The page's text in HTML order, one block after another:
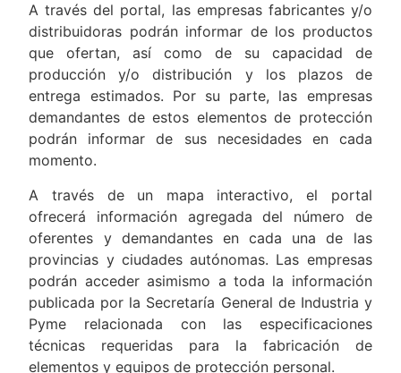
A través del portal, las empresas fabricantes y/o
distribuidoras podrán informar de los productos
que ofertan, así como de su capacidad de
producción y/o distribución y los plazos de
entrega estimados. Por su parte, las empresas
demandantes de estos elementos de protección
podrán informar de sus necesidades en cada
momento.
A través de un mapa interactivo, el portal
ofrecerá información agregada del número de
oferentes y demandantes en cada una de las
provincias y ciudades autónomas. Las empresas
podrán acceder asimismo a toda la información
publicada por la Secretaría General de Industria y
Pyme relacionada con las especificaciones
técnicas requeridas para la fabricación de
elementos y equipos de protección personal.